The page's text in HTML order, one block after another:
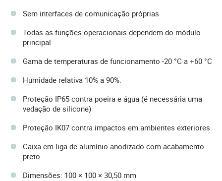
Sem interfaces de comunicação próprias
Todas as funções operacionais dependem do módulo
principal
Gama de temperaturas de funcionamento -20 °C a +60 °C
Humidade relativa 10% a 90%.
Proteção IP65 contra poeira e água (é necessária uma
vedação de silicone)
Proteção IK07 contra impactos em ambientes exteriores
Caixa em liga de alumínio anodizado com acabamento
preto
Dimensões: 100 × 100 × 30,50 mm